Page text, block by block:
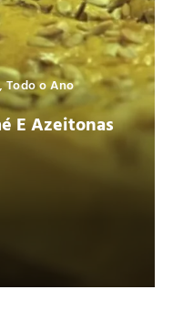
Todo o Ano
E Azeitonas